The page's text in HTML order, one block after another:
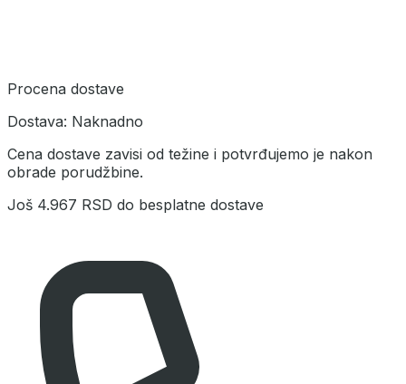
Procena dostave
Dostava: Naknadno
Cena dostave zavisi od težine i potvrđujemo je nakon
obrade porudžbine.
Još 4.967 RSD do besplatne dostave